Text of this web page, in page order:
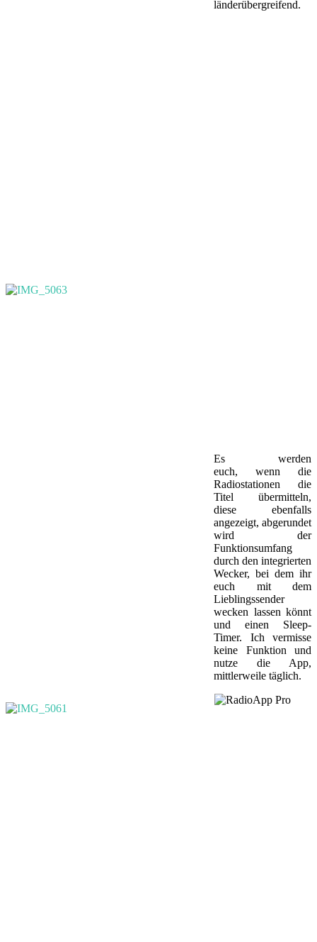
länderübergreifend.
Es werden
euch, wenn die
Radiostationen die
Titel übermitteln,
diese ebenfalls
angezeigt, abgerundet
wird der
Funktionsumfang
durch den integrierten
Wecker, bei dem ihr
euch mit dem
Lieblingssender
wecken lassen könnt
und einen Sleep-
Timer. Ich vermisse
keine Funktion und
nutze die App,
mittlerweile täglich.